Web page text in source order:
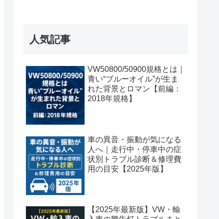
人気記事
VW50800/50900規格とは｜
青い“ブルーオイル”が生ま
れた背景とロマン【前編：
2018年規格】
車の異音・振動が気になる
人へ｜走行中・停車中の症
状別トラブル診断＆修理費
用の目安【2025年版】
【2025年最新版】VW・輸